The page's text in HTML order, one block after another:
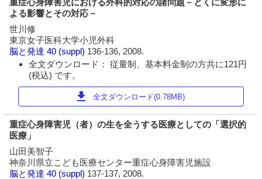
重症心身障害児における外科的対応の諸問題－とくに変形に
よる影響とその対応－
世川修
東京女子医科大学小児外科
脳と発達 40 (suppl) 136-136, 2008.
全文ダウンロード： 従量制、基本料金制の方共に121円
(税込) です。
download 全文ダウンロード(0.78MB)
重症心身障害児（者）の生を全うする医療としての「選択的
医療」
山田美智子
神奈川県立こども医療センター重症心身障害児施設
脳と発達 40 (suppl) 137-137, 2008.